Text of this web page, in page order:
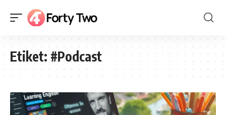
Etiket:#Podcast